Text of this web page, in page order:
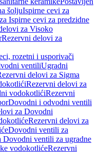
šoljuIspirne cevi za
Ispirne cevi za predzidne
za Visoko
Rezervni delovi za
rozetni i usporivači
ventiliUgradni
delovi za Sigma
Rezervni delovi za
vodokotlićiRezervni
Dovodni i odvodni ventili
za Dovodni
Rezervni delovi za
Dovodni ventili za
Dovodni ventili za ugradne
vodokotlićeRezervni